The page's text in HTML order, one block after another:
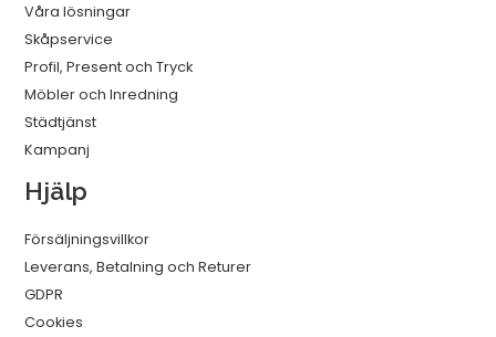
Våra lösningar
Skåpservice
Profil, Present och Tryck
Möbler och Inredning
Städtjänst
Kampanj
Hjälp
Försäljningsvillkor
Leverans, Betalning och Returer
GDPR
Cookies